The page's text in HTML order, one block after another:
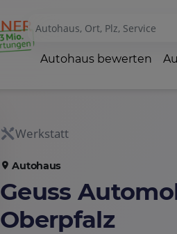
Autohaus bewerten
Werkstatt
Autohaus
Geuss
Oberpfalz